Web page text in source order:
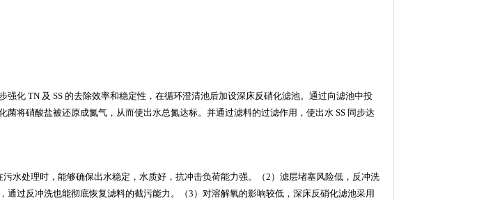
强化 TN 及 SS 的去除效率和稳定性，在循环澄清池后加设深床反硝化滤池。通过向滤池中投
菌将硝酸盐被还原成氮气，从而使出水总氮达标。并通过滤料的过滤作用，使出水 SS 同步达
水处理时，能够确保出水稳定，水质好，抗冲击负荷能力强。（2 ）滤层堵塞风险低，反冲洗
通过反冲洗也能彻底恢复滤料的截污能力。（3 ）对溶解氧的影响较低，深床反硝化滤池采用